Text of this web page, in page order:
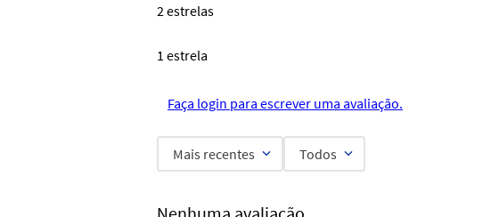
2 estrelas
1 estrela
Faça login para escrever uma avaliação.
Mais recentes Todos